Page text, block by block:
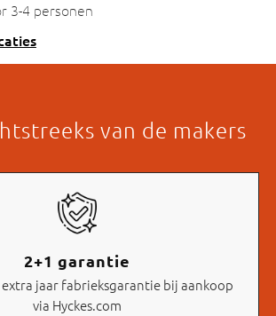
3-4 personen
van de makers
2+1 garantie
jaar fabrieksgarantie bij aankoop
via Hyckes.com